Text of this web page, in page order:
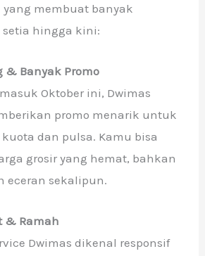
yang membuat banyak
hingga kini:
& Banyak Promo
Oktober ini, Dwimas
promo menarik untuk
dan pulsa. Kamu bisa
grosir yang hemat, bahkan
eceran sekalipun.
& Ramah
Dwimas dikenal responsif